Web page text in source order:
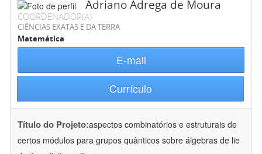
Adriano Adrega de Moura
COORDENADOR(A)
CIÊNCIAS EXATAS E DA TERRA
Matemática
E-mail
Currículo
Título do Projeto:aspectos combinatórios e estruturais de
certos módulos para grupos quânticos sobre álgebras de lie